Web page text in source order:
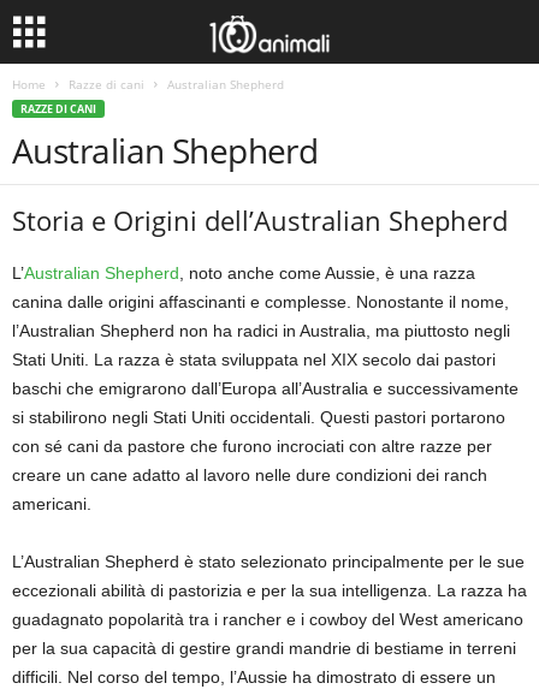
Home Razze di cani Australian Shepherd
RAZZE DI CANI
Australian Shepherd
Storia e Origini dell’Australian Shepherd
L’Australian Shepherd , noto anche come Aussie, è una razza
canina dalle origini affascinanti e complesse. Nonostante il nome,
l’Australian Shepherd non ha radici in Australia, ma piuttosto negli
Stati Uniti. La razza è stata sviluppata nel XIX secolo dai pastori
baschi che emigrarono dall’Europa all’Australia e successivamente
si stabilirono negli Stati Uniti occidentali. Questi pastori portarono
con sé cani da pastore che furono incrociati con altre razze per
creare un cane adatto al lavoro nelle dure condizioni dei ranch
americani.
L’Australian Shepherd è stato selezionato principalmente per le sue
eccezionali abilità di pastorizia e per la sua intelligenza. La razza ha
guadagnato popolarità tra i rancher e i cowboy del West americano
per la sua capacità di gestire grandi mandrie di bestiame in terreni
difficili. Nel corso del tempo, l’Aussie ha dimostrato di essere un